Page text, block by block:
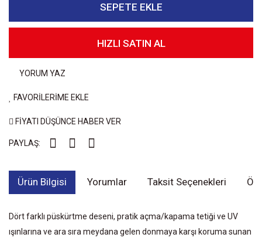
SEPETE EKLE
HIZLI SATIN AL
YORUM YAZ
FAVORİLERİME EKLE
FİYATI DÜŞÜNCE HABER VER
PAYLAŞ:
Ürün Bilgisi Yorumlar Taksit Seçenekleri
Dört farklı püskürtme deseni, pratik açma/kapama tetiği ve UV
ışınlarına ve ara sıra meydana gelen donmaya karşı koruma sunan